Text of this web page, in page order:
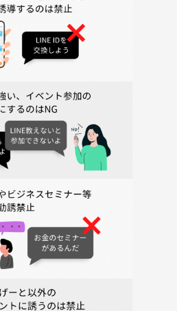
今これがどうにかできたらなぁと思うこ
りからテーマはその都度決めていこうと
い、解決したいなどあれば事前にメッセ
お話伺えるのでまた多人数とは違った
ばGooglemeetsでやります
め
会
う時もあります)
しやすいので、できる限りカメラはオン